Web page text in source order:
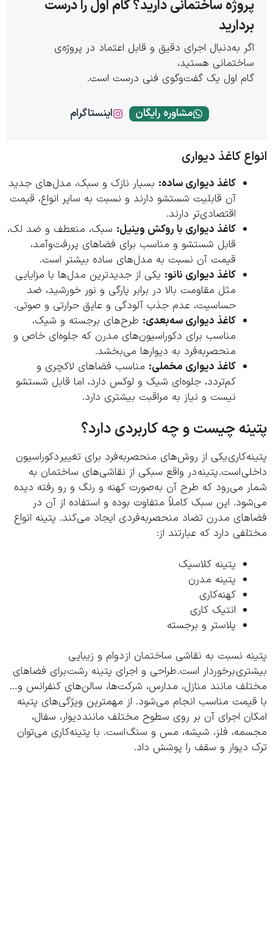
ساختمانی دارید؟ گام اول را درست
به‌دنبال اجرای دقیق و قابل اعتماد در پروژه‌ی
هستید،
اول یک گفت‌وگوی فنی درست است.
مشاوره رایگان اینستاگرام
کاغذ دیواری
کاغذ دیواری ساده:بسیار نازک و سبک، مدل‌های جدید
آن قابلیت شستشو دارند و نسبت به سایر انواع، قیمت
اقتصادی‌تر دارند.
کاغذ دیواری با روکش وینیل:سبک، منعطف و ضد لک،
قابل شستشو و مناسب برای فضاهای پررفت‌وآمد،
قیمت آن نسبت به مدل‌های ساده بیشتر است.
کاغذ دیواری نانو: یکی از جدیدترین مدل‌ها با مزایایی
مثل مقاومت بالا در برابر پارگی و نور خورشید، ضد
حساسیت، عدم جذب آلودگی و عایق حرارتی و صوتی.
کاغذ دیواری سه‌بعدی:طرح‌های برجسته و شیک،
مناسب برای دکوراسیون‌های مدرن که جلوه‌ای خاص و
منحصربه‌فرد به دیوارها می‌بخشد.
کاغذ دیواری مخملی:مناسب فضاهای لاکچری و
کم‌تردد، جلوه‌ای شیک و لوکس دارد، اما قابل شستشو
نیست و نیاز به مراقبت بیشتری دارد.
چیست و چه کاربردی دارد؟
یکی از روش‌های منحصربه‌فرد برای تغییر دکوراسیون
است. پتینه در واقع سبکی از نقاشی‌های ساختمان به
می‌رود که طرح آن به‌صورت کهنه و رنگ و رو رفته دیده
این سبک کاملاً متفاوت بوده و استفاده از آن در
مدرن تضاد منحصربه‌فردی ایجاد می‌کند. پتینه انواع
دارد که عبارتند از:
پتینه کلاسیک
پتینه مدرن
کهنه‌کاری
انتیک کاری
پلاستر و برجسته
نسبت به نقاشی ساختمان از دوام و زیبایی
برخوردار است. طراحی و اجرای پتینه رشت برای فضاهای
مانند منازل، مدارس، شرکت‌ها، سالن‌های کنفرانس و…
مناسب انجام می‌شود. از مهمترین ویژگی‌های پتینه
اجرای آن بر روی سطوح مختلف مانند دیوار، سفال،
فلز، شیشه، مس و سنگ است. با پتینه‌کاری می‌توان
دیوار و سقف را پوشش داد.